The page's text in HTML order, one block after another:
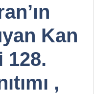
Kan
128.
,